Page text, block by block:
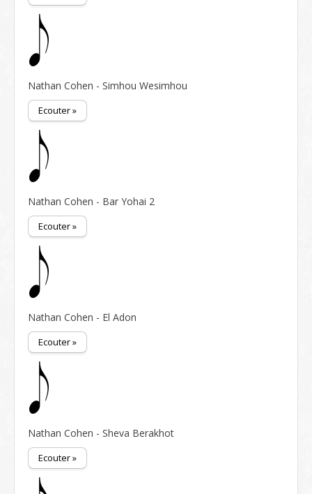
Nathan Cohen - Simhou Wesimhou
Ecouter »
Nathan Cohen - Bar Yohai 2
Ecouter »
Nathan Cohen - El Adon
Ecouter »
Nathan Cohen - Sheva Berakhot
Ecouter »